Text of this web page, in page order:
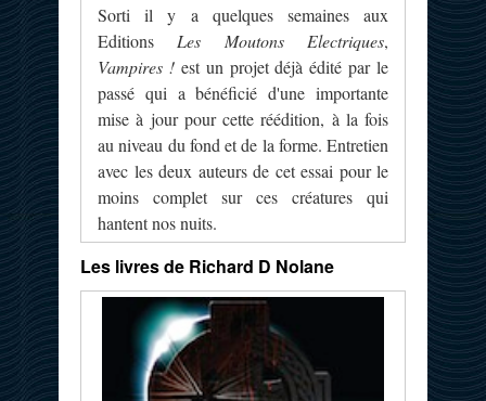
Sorti il y a quelques semaines aux
Editions Les Moutons Electriques,
Vampires !est un projet déjà édité par le
passé qui a bénéficié d'une importante
mise à jour pour cette réédition, à la fois
au niveau du fond et de la forme. Entretien
avec les deux auteurs de cet essai pour le
moins complet sur ces créatures qui
hantent nos nuits.
Les livres de Richard D Nolane